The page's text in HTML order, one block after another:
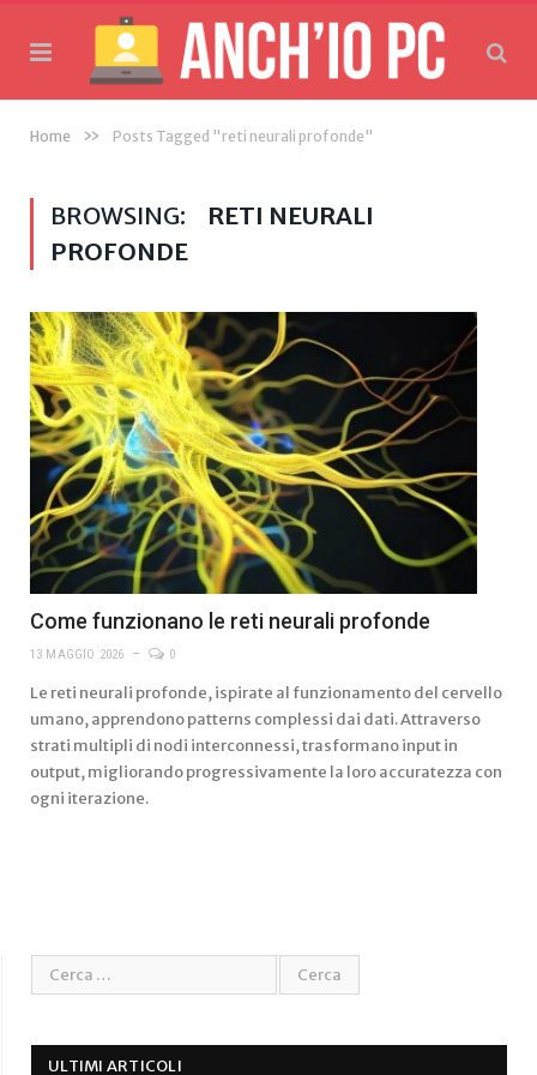
Home » Posts Tagged "reti neurali profonde"
BROWSING:
RETI NEURALI
PROFONDE
Come funzionano le reti neurali profonde
13 MAGGIO 2026 0
Le reti neurali profonde, ispirate al funzionamento del cervello
umano, apprendono patterns complessi dai dati. Attraverso
strati multipli di nodi interconnessi, trasformano input in
output, migliorando progressivamente la loro accuratezza con
ogni iterazione.
ULTIMI ARTICOLI